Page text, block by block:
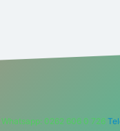
Whatsapp: 0262 606 0 726